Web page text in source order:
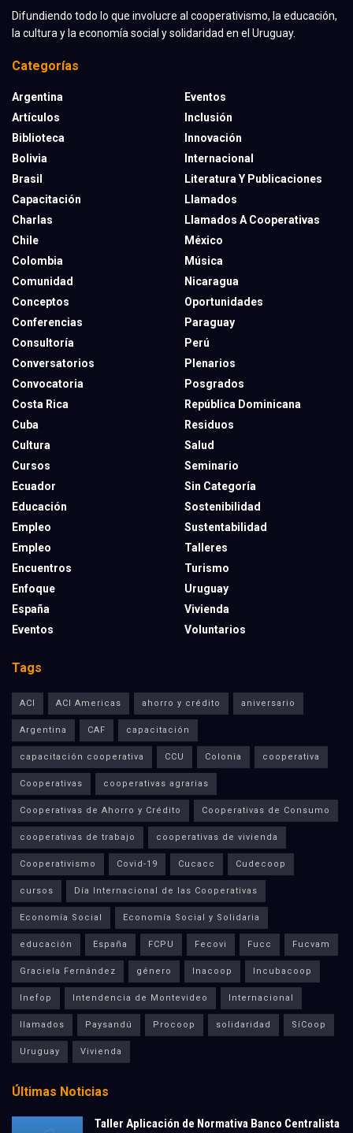
Difundiendo todo lo que involucre al cooperativismo, la educación,
la cultura y la economía social y solidaridad en el Uruguay.
Categorías
Argentina
Artículos
Biblioteca
Bolivia
Brasil
Capacitación
Charlas
Chile
Colombia
Comunidad
Conceptos
Conferencias
Consultoría
Conversatorios
Convocatoria
Costa Rica
Cuba
Cultura
Cursos
Ecuador
Educación
Empleo
Empleo
Encuentros
Enfoque
España
Eventos
Eventos
Inclusión
Innovación
Internacional
Literatura Y Publicaciones
Llamados
Llamados A Cooperativas
México
Música
Nicaragua
Oportunidades
Paraguay
Perú
Plenarios
Posgrados
República Dominicana
Residuos
Salud
Seminario
Sin Categoría
Sostenibilidad
Sustentabilidad
Talleres
Turismo
Uruguay
Vivienda
Voluntarios
Tags
ACI ACI Americas ahorro y crédito aniversario
Argentina CAF capacitación
capacitación cooperativa CCU Colonia cooperativa
Cooperativas cooperativas agrarias
Cooperativas de Ahorro y Crédito Cooperativas de Consumo
cooperativas de trabajo cooperativas de vivienda
Cooperativismo Covid-19 Cucacc Cudecoop
cursos Día Internacional de las Cooperativas
Economía Social Economía Social y Solidaria
educación España FCPU Fecovi Fucc Fucvam
Graciela Fernández género Inacoop Incubacoop
Inefop Intendencia de Montevideo Internacional
llamados Paysandú Procoop solidaridad SíCoop
Uruguay Vivienda
Últimas Noticias
Taller Aplicación de Normativa Banco Centralista